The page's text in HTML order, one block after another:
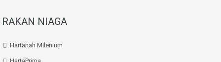
RAKAN NIAGA
Hartanah Milenium